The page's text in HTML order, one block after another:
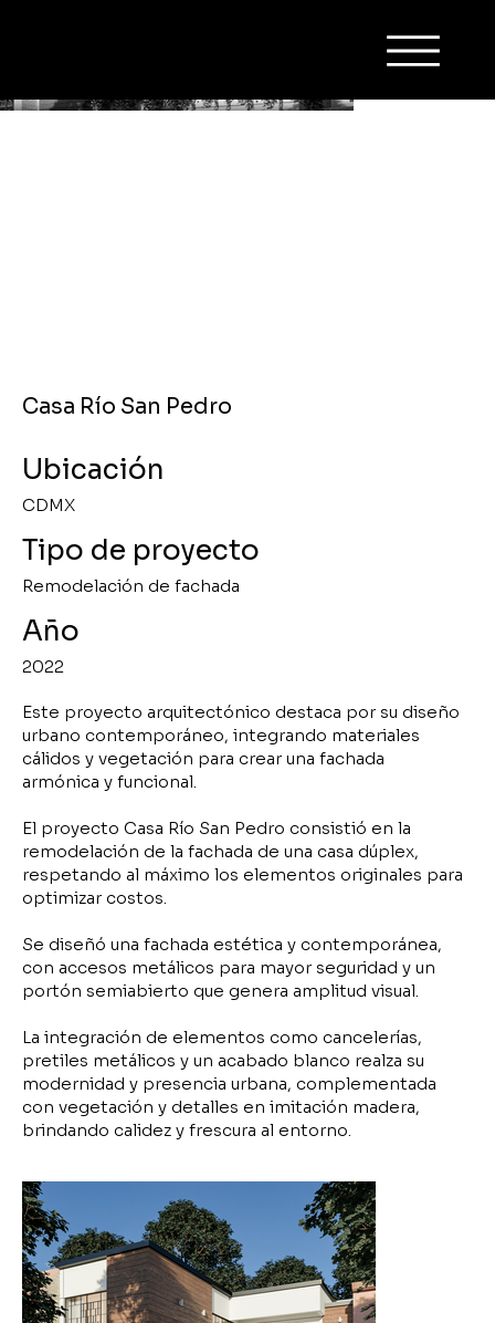
Casa Río San Pedro
Ubicación
CDMX
Tipo de proyecto
Remodelación de fachada
Año
2022
Este proyecto arquitectónico destaca por su diseño
urbano contemporáneo, integrando materiales
cálidos y vegetación para crear una fachada
armónica y funcional.
El proyecto Casa Río San Pedro consistió en la
remodelación de la fachada de una casa dúplex,
respetando al máximo los elementos originales para
optimizar costos.
Se diseñó una fachada estética y contemporánea,
con accesos metálicos para mayor seguridad y un
portón semiabierto que genera amplitud visual.
La integración de elementos como cancelerías,
pretiles metálicos y un acabado blanco realza su
modernidad y presencia urbana, complementada
con vegetación y detalles en imitación madera,
brindando calidez y frescura al entorno.